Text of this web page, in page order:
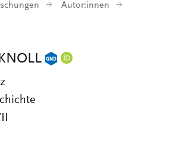
Autor:innen